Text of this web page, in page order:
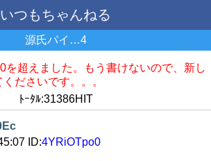
いつもちゃんねる
源氏パイ…4
を超えました。もう書けないので、新し
ださいです。。。
ﾄｰﾀﾙ:31386HIT
ID:4YRiOTpo0